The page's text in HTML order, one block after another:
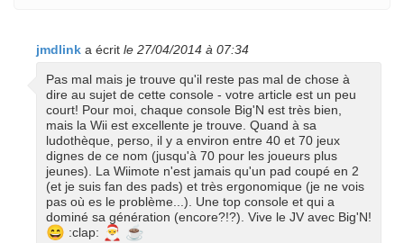
jmdlink a écrit le 27/04/2014 à 07:34
Pas mal mais je trouve qu'il reste pas mal de chose à
dire au sujet de cette console - votre article est un peu
court! Pour moi, chaque console Big'N est très bien,
mais la Wii est excellente je trouve. Quand à sa
ludothèque, perso, il y a environ entre 40 et 70 jeux
dignes de ce nom (jusqu'à 70 pour les joueurs plus
jeunes). La Wiimote n'est jamais qu'un pad coupé en 2
(et je suis fan des pads) et très ergonomique (je ne vois
pas où es le problème...). Une top console et qui a
dominé sa génération (encore?!?). Vive le JV avec Big'N!
😄 :clap: 🎅 ☕